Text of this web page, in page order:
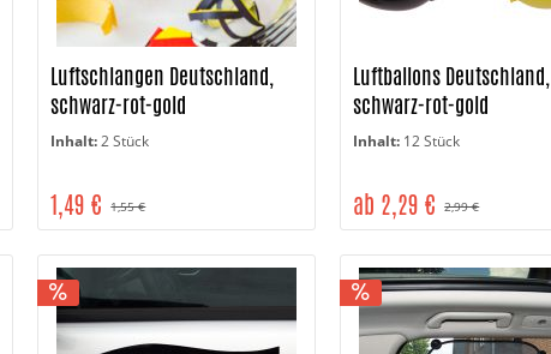
Luftschlangen Deutschland,
schwarz-rot-gold
Inhalt:2 Stück
1,55 €
1,49 €
Luftballons Deutschland,
schwarz-rot-gold
Inhalt: 12 Stück
2,99 €
ab 2,29 €